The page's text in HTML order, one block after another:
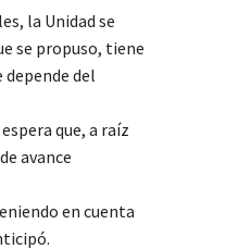
la Unidad se
se propuso, tiene
del
que, a raíz
avance
en cuenta